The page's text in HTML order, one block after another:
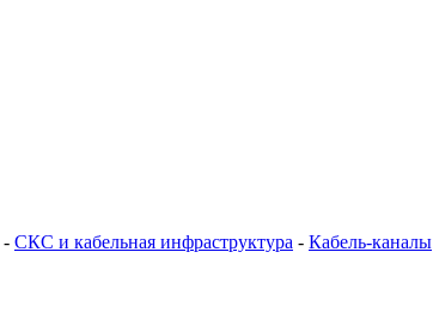
- СКС и кабельная инфраструктура - Кабель-каналы